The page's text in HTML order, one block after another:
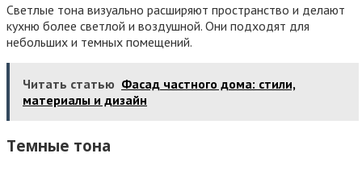
Светлые тона визуально расширяют пространство и делают
кухню более светлой и воздушной. Они подходят для
небольших и темных помещений.
Читать статью Фасад частного дома: стили,
материалы и дизайн
Темные тона